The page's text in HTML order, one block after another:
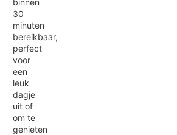
30
minuten
bereikbaar,
perfect
voor
een
leuk
dagje
uit of
om te
genieten